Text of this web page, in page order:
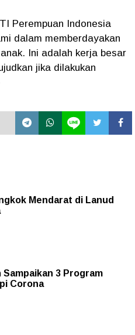
Perempuan Indonesia
dalam memberdayakan
Ini adalah kerja besar
jika dilakukan
Mendarat di Lanud
3 Program
Corona